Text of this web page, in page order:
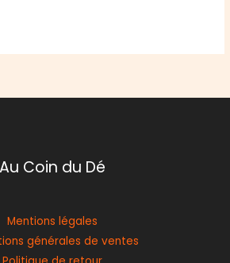
Au Coin du Dé
Mentions légales
générales de ventes